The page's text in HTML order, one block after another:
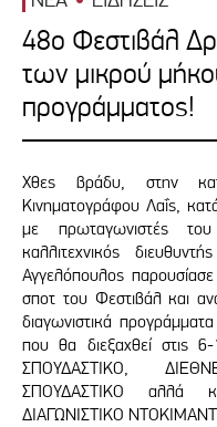
48ο Φεστιβάλ
των μικρού
προγράμματος!
Χθες βράδυ, στην
Κινηματογράφου Λαΐς,
με πρωταγωνιστές του
καλλιτεχνικός
Αγγελόπουλος
σποτ του Φεστιβάλ και
διαγωνιστικά
που θα διεξαχθεί στις
ΣΠΟΥΔΑΣΤΙΚΟ,
ΣΠΟΥΔΑΣΤΙΚΟ αλλά
ΔΙΑΓΩΝΙΣΤΙΚΟ